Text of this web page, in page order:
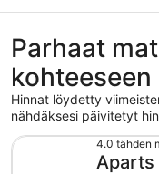
Parhaat
kohteeseen
Hinnat löydetty
nähdäksesi päivitetyt
4.0 tähden
Aparts